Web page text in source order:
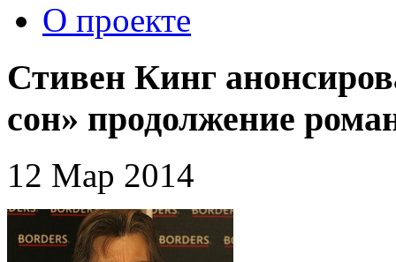
О проекте
Стивен Кинг
сон» продолжение
12 Мар 2014